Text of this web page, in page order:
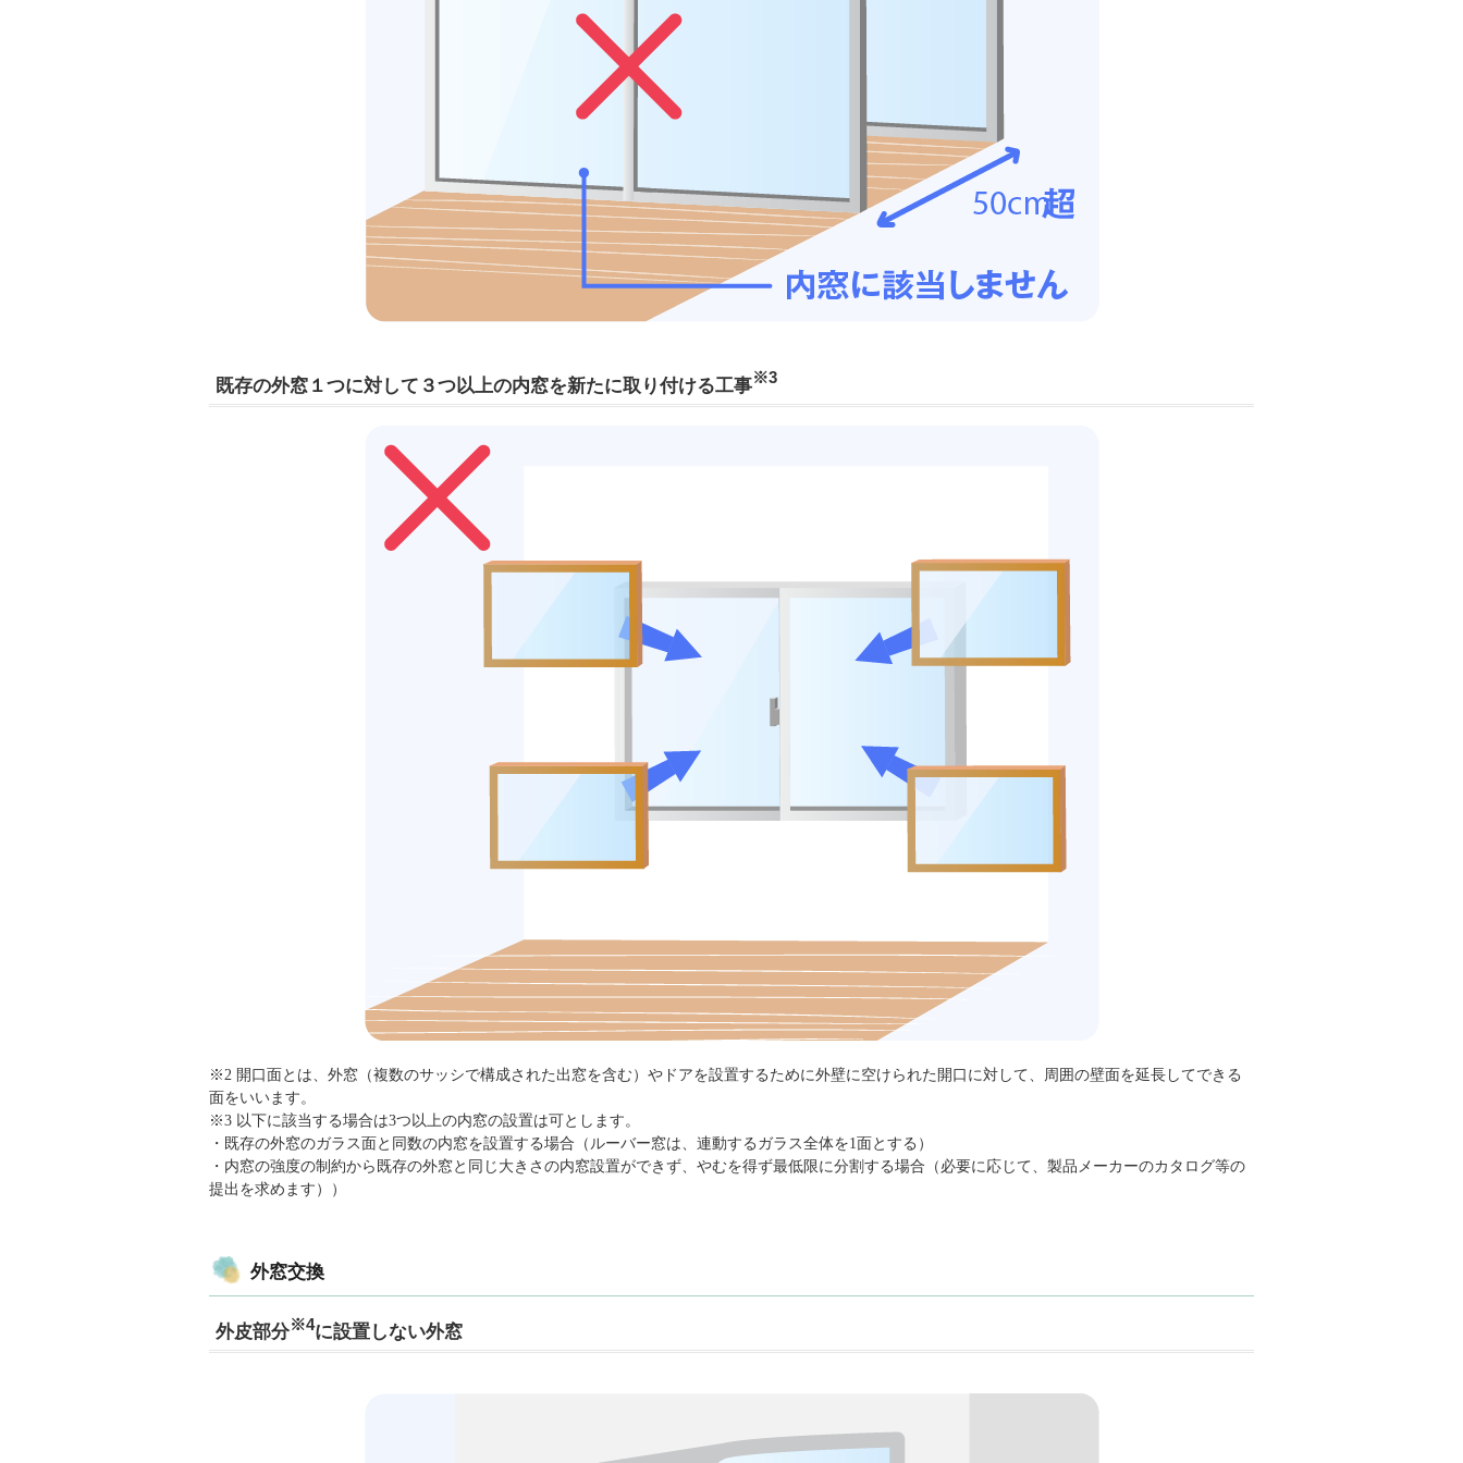
既存の外窓１つに対して３つ以上の内窓を新たに取り付ける工事※3
※2 開口面とは、外窓（複数のサッシで構成された出窓を含む）やドアを設置するために外壁に空けられた開口に対して、周囲の壁面を延長してできる
面をいいます。
※3 以下に該当する場合は3つ以上の内窓の設置は可とします。
・既存の外窓のガラス面と同数の内窓を設置する場合（ルーバー窓は、連動するガラス全体を1面とする）
・内窓の強度の制約から既存の外窓と同じ大きさの内窓設置ができず、やむを得ず最低限に分割する場合（必要に応じて、製品メーカーのカタログ等の
提出を求めます））
外窓交換
外皮部分※4に設置しない外窓